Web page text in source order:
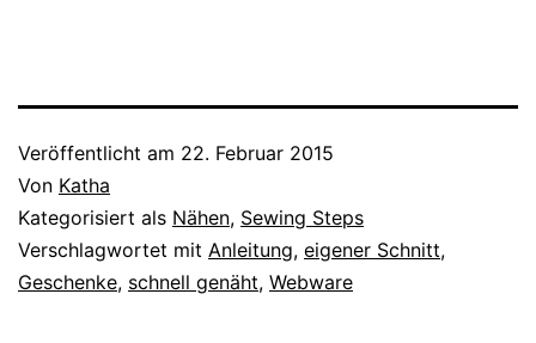
Veröffentlicht am 22. Februar 2015
Von Katha
Kategorisiert als Nähen, Sewing Steps
Verschlagwortet mit Anleitung, eigener Schnitt,
Geschenke, schnell genäht, Webware